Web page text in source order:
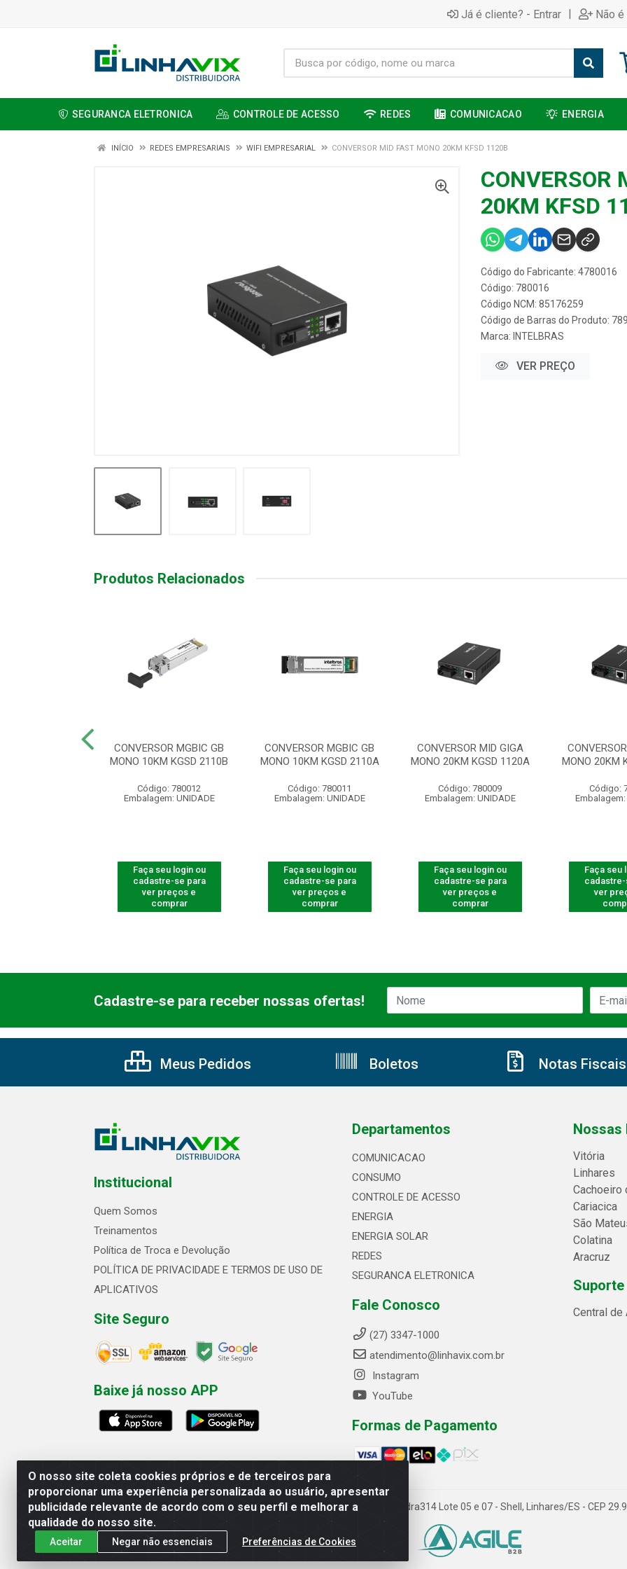
Já é cliente? - Entrar | Não
SEGURANCA ELETRONICA CONTROLE DE ACESSO REDES COMUNICACAO ENERGIA
INÍCIO REDES EMPRESARIAIS WIFI EMPRESARIAL CONVERSOR MID FAST MONO 20KM KFSD 1120B
CONVERSOR
20KM KFSD
Código do Fabricante: 4780016
Código: 780016
Código NCM: 85176259
Código de Barras do Produto:
Marca: INTELBRAS
VER PREÇO
Produtos Relacionados
CONVERSOR MGBIC GB
MONO 10KM KGSD 2110B
Código: 780012
Embalagem: UNIDADE
Faça seu login ou
cadastre-se para
ver preços e
comprar
CONVERSOR MGBIC GB
MONO 10KM KGSD 2110A
Código: 780011
Embalagem: UNIDADE
Faça seu login ou
cadastre-se para
ver preços e
comprar
CONVERSOR MID GIGA
MONO 20KM KGSD 1120A
Código: 780009
Embalagem: UNIDADE
Faça seu login ou
cadastre-se para
ver preços e
comprar
MONO 20KM
Código:
Embalagem:
Faça seu
ver
O nosso site coleta cookies próprios e de terceiros para
proporcionar uma experiência personalizada ao usuário, apresentar
publicidade relevante de acordo com o seu perfil e melhorar a
qualidade do nosso site.
Aceitar Negar não essenciais Preferências de Cookies
Cadastre-se para receber nossas ofertas!
Meus Pedidos Boletos Notas Fiscais
Institucional
Quem Somos
Treinamentos
Política de Troca e Devolução
POLÍTICA DE PRIVACIDADE E TERMOS DE USO DE
APLICATIVOS
Site Seguro
Baixe já nosso APP
Departamentos
COMUNICACAO
CONSUMO
CONTROLE DE ACESSO
ENERGIA
ENERGIA SOLAR
REDES
SEGURANCA ELETRONICA
Fale Conosco
(27) 3347-1000
atendimento@linhavix.com.br
Instagram
YouTube
Formas de Pagamento
Nossas
Vitória
Linhares
Cachoeiro
Cariacica
São
Colatina
Aracruz
Central de
Linhavix Distribuidora LTDA - Avenida Alegre, 2521 - Quadra314 Lote 05 e 07 - Shell, Linhares/ES - CEP